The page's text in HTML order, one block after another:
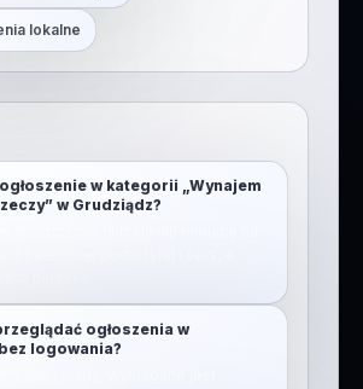
lokalne
w kategorii „Wynajem
w Grudziądz?
ogłoszenia w
logowania?